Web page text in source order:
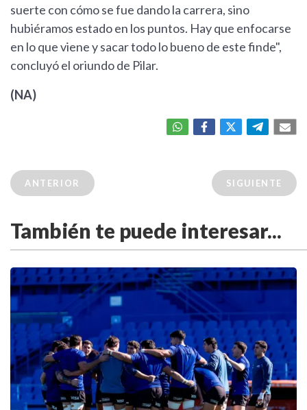
suerte con cómo se fue dando la carrera, sino
hubiéramos estado en los puntos. Hay que enfocarse
en lo que viene y sacar todo lo bueno de este finde",
concluyó el oriundo de Pilar.
(NA)
ANTERIOR SIGUIENTE
También te puede interesar...